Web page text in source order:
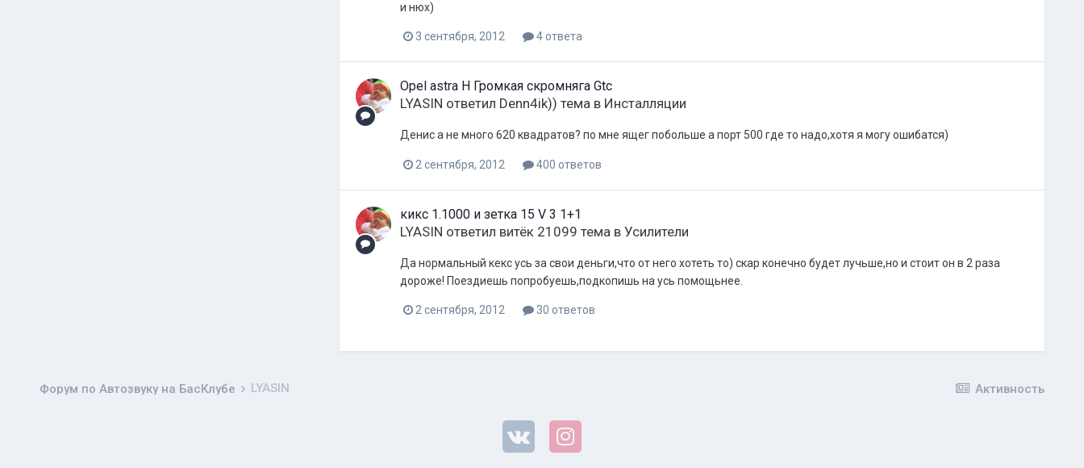
и нюх)
3 сентября, 2012 4 ответа
Opel astra H Громкая скромняга Gtc
LYASIN ответил Denn4ik)) тема в Инсталляции
Денис а не много 620 квадратов? по мне ящег побольше а порт 500 где то надо,хотя я могу ошибатся)
2 сентября, 2012 400 ответов
кикс 1.1000 и зетка 15 V 3 1+1
LYASIN ответил витёк 21099 тема в Усилители
Да нормальный кекс усь за свои деньги,что от него хотеть то) скар конечно будет лучьше,но и стоит он в 2 раза
дороже! Поездиешь попробуешь,подкопишь на усь помощьнее.
2 сентября, 2012 30 ответов
Активность
Форум по Автозвуку на БасКлубе LYASIN